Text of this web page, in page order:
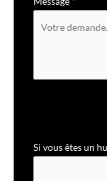
Si vous êtes un